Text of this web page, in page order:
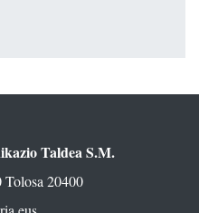
Taldea S.M.
Tolosa 20400